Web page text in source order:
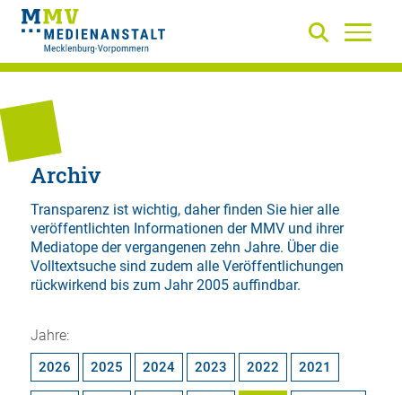
Archiv
Transparenz ist wichtig, daher finden Sie hier alle
veröffentlichten Informationen der MMV und ihrer
Mediatope der vergangenen zehn Jahre. Über die
Volltextsuchesind zudem alle Veröffentlichungen
rückwirkend bis zum Jahr 2005 auffindbar.
Jahre:
2026 2025 2024 2023 2022 2021